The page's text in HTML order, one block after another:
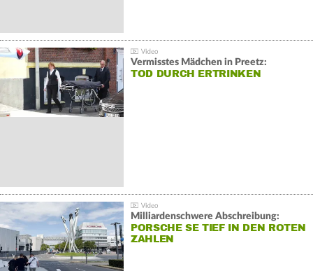
Vermisstes Mädchen in Preetz:
TOD DURCH ERTRINKEN
Milliardenschwere Abschreibung:
PORSCHE SE TIEF IN DEN ROTEN
ZAHLEN